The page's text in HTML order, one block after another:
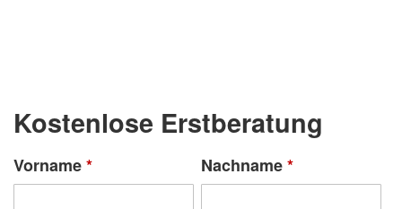
Kostenlose Erstberatung
Vorname* Nachname*